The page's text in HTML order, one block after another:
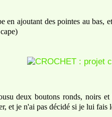
en ajoutant des pointes au
deux boutons ronds, noirs
et je n'ai pas décidé si je lui fais